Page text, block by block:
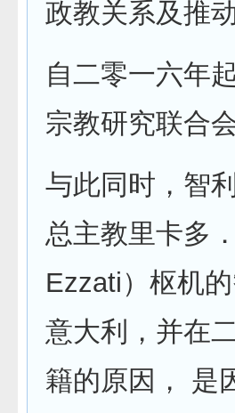
政教关系及推
自二零一六年
宗教研究联合
与此同时，智
总主教里卡多
Ezzati）枢机
意大利，并在
籍的原因， 是